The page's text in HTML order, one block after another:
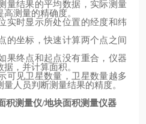
量结果的平均数据，实际测量
测量的精确度。
实时显示所处位置的经度和纬
的坐标，快速计算两个点之间
果终点和起点没有重合，仪器
，并计算面积。
可见卫星数量，卫星数量越多
人员判断测量结果的精度。
积测量仪/地块面积测量仪器